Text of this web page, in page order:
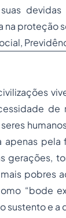
proteção
gerações,
pobres
“bode
sustento e